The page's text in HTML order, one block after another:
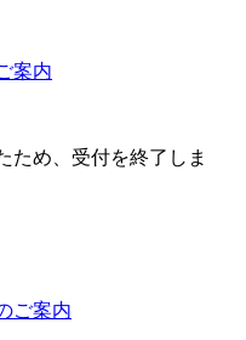
案内
ため、受付を終了しま
ご案内